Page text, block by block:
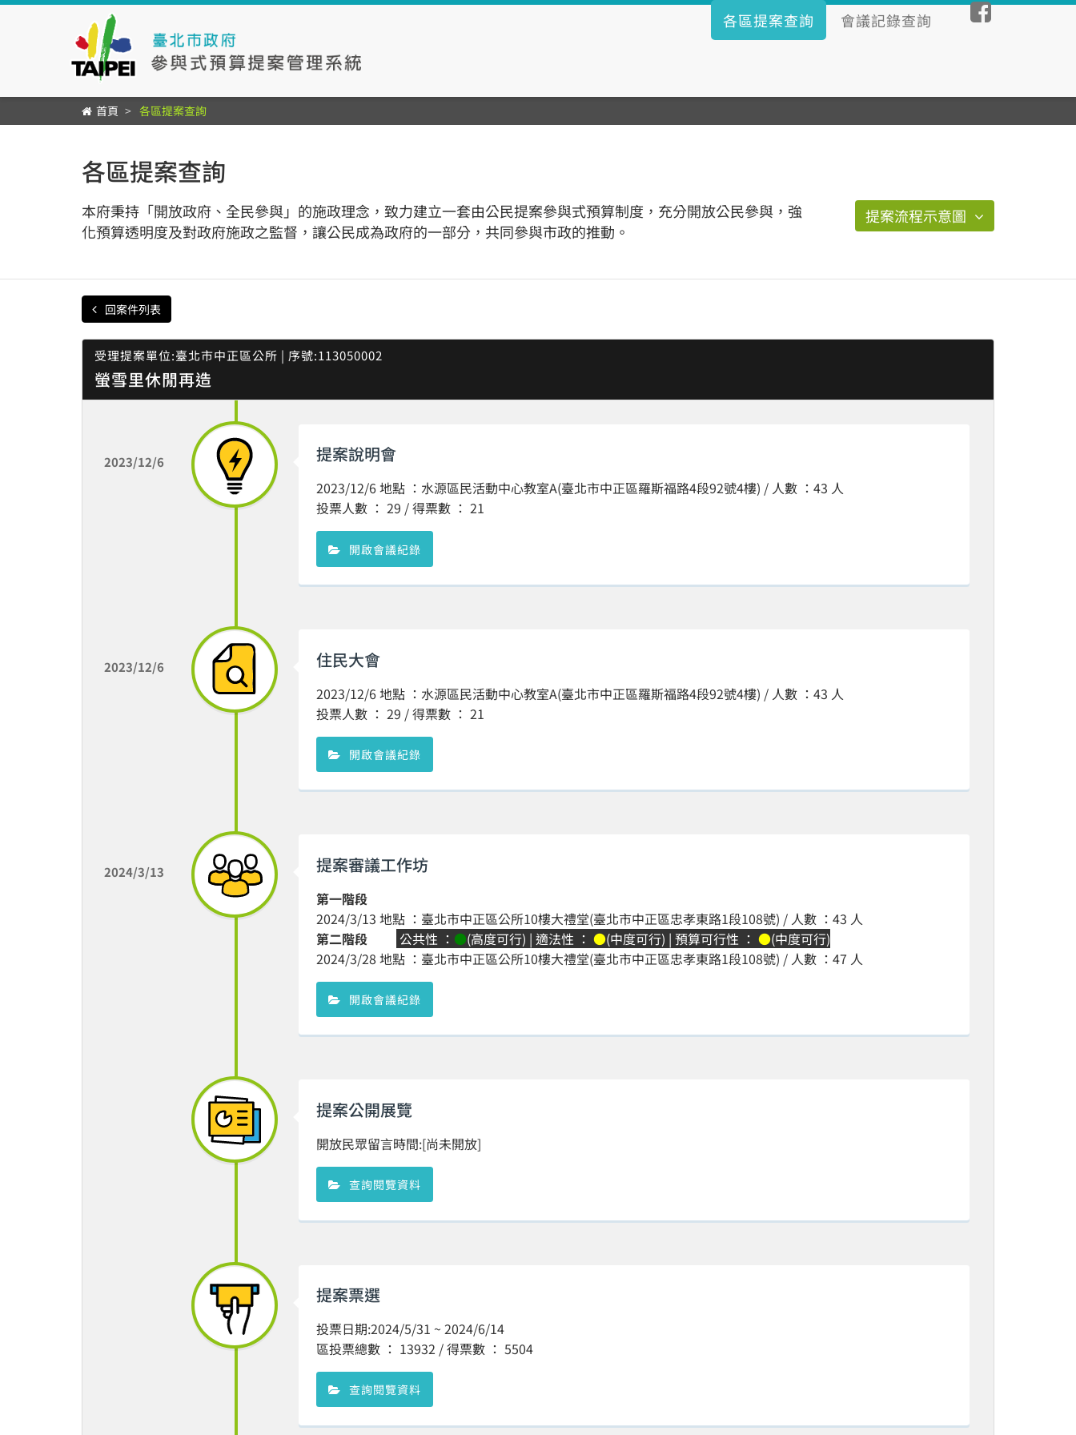
各區提案查詢 會議記錄查詢
首頁 各區提案查詢
各區提案查詢
本府秉持「開放政府、全民參與」的施政理念，致力建立一套由公民提案參與式預算制度，充分開放公民參與，強
化預算透明度及對政府施政之監督，讓公民成為政府的一部分，共同參與市政的推動。
提案流程示意圖
回案件列表
受理提案單位:臺北市中正區公所 | 序號:113050002
螢雪里休閒再造
提案說明會
2023/12/6 地點 ：水源區民活動中心教室A(臺北市中正區羅斯福路4段92號4樓) / 人數 ：43 人
投票人數 ： 29 / 得票數 ： 21
開啟會議紀錄
2023/12/6
住民大會
2023/12/6 地點 ：水源區民活動中心教室A(臺北市中正區羅斯福路4段92號4樓) / 人數 ：43 人
投票人數 ： 29 / 得票數 ： 21
開啟會議紀錄
2023/12/6
提案審議工作坊
第一階段
2024/3/13 地點 ：臺北市中正區公所10樓大禮堂(臺北市中正區忠孝東路1段108號) / 人數 ：43 人
第二階段
公共性 ： ●(高度可行) | 適法性 ：●(中度可行) | 預算可行性 ：●(中度可行)
2024/3/28 地點 ：臺北市中正區公所10樓大禮堂(臺北市中正區忠孝東路1段108號) / 人數 ：47 人
開啟會議紀錄
2024/3/13
提案公開展覽
開放民眾留言時間:[尚未開放]
查詢閱覽資料
提案票選
投票日期:2024/5/31 ~ 2024/6/14
區投票總數 ： 13932 / 得票數 ： 5504
查詢閱覽資料